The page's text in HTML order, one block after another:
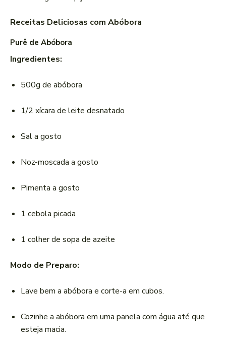
Receitas Deliciosas com Abóbora
Purê de Abóbora
Ingredientes:
500g de abóbora
1/2 xícara de leite desnatado
Sal a gosto
Noz-moscada a gosto
Pimenta a gosto
1 cebola picada
1 colher de sopa de azeite
Modo de Preparo:
Lave bem a abóbora e corte-a em cubos.
Cozinhe a abóbora em uma panela com água até que
esteja macia.